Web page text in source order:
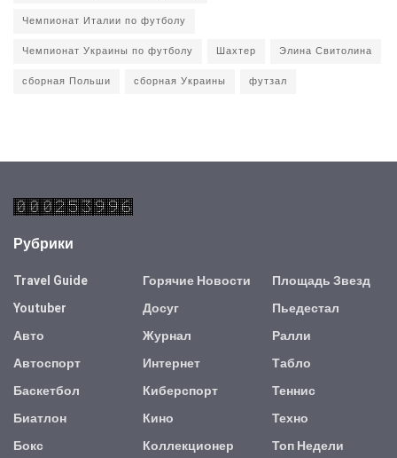
Чемпионат Италии по футболу
Чемпионат Украины по футболу
Шахтер
Элина Свитолина
сборная Польши
сборная Украины футзал
Рубрики
Travel Guide
Youtuber
Авто
Автоспорт
Баскетбол
Биатлон
Бокс
Горячие Новости
Досуг
Журнал
Интернет
Киберспорт
Кино
Коллекционер
Площадь Звезд
Пьедестал
Ралли
Табло
Теннис
Техно
Топ Недели